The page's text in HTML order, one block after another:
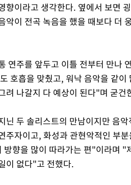
향이라고 생각한다. 옆에서 보면
악이 전곡 녹음을 했을 때보다 더
연주를 앞두고 이틀 전부터 만나
호흡을 맞췄고, 워낙 음악을 같
려 나갈지 다 예상이 된다"며 굳건
닌 두 솔리스트의 만남이지만 음
주자이고, 화성과 관현악적인 부
방향을 많이 따라가는 편"이라며
이 없다"고 전했다.